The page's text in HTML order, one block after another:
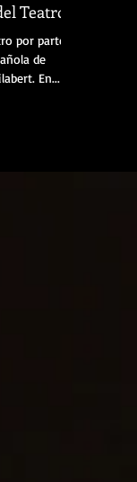
Teatro
por parte
de
En...